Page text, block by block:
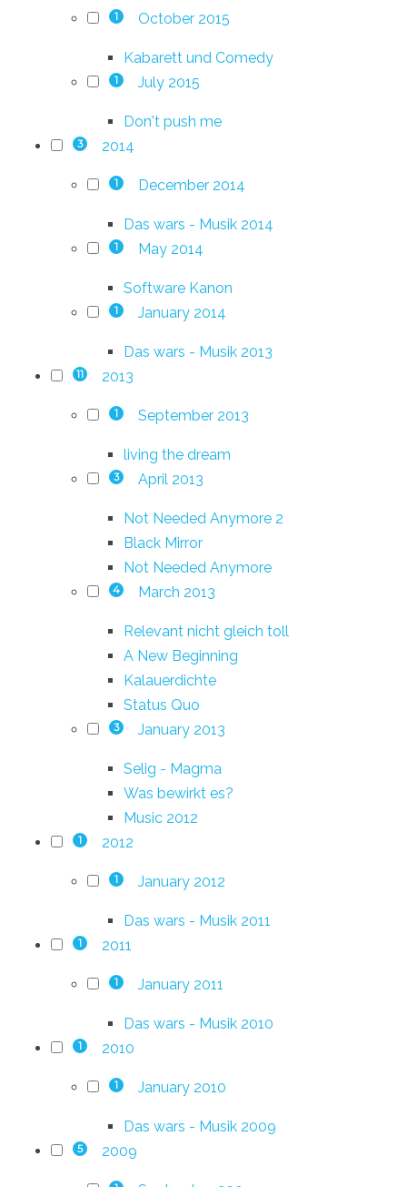
1 October 2015
Kabarett und Comedy
1 July 2015
Don't push me
3 2014
1 December 2014
Das wars - Musik 2014
1 May 2014
Software Kanon
1 January 2014
Das wars - Musik 2013
11 2013
1 September 2013
living the dream
3 April 2013
Not Needed Anymore 2
Black Mirror
Not Needed Anymore
4 March 2013
Relevant nicht gleich toll
A New Beginning
Kalauerdichte
Status Quo
3 January 2013
Selig - Magma
Was bewirkt es?
Music 2012
1 2012
1 January 2012
Das wars - Musik 2011
1 2011
1 January 2011
Das wars - Musik 2010
1 2010
1 January 2010
Das wars - Musik 2009
5 2009